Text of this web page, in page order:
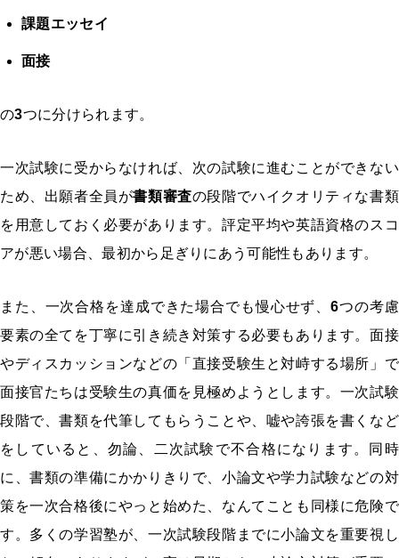
課題エッセイ
面接
の3つに分けられます。
一次試験に受からなければ、次の試験に進むことができない
ため、出願者全員が書類審査の段階でハイクオリティな書類
を用意しておく必要があります。評定平均や英語資格のスコ
アが悪い場合、最初から足ぎりにあう可能性もあります。
また、一次合格を達成できた場合でも慢心せず、6つの考慮
要素の全てを丁寧に引き続き対策する必要もあります。面接
やディスカッションなどの「直接受験生と対峙する場所」で
面接官たちは受験生の真価を見極めようとします。一次試験
段階で、書類を代筆してもらうことや、嘘や誇張を書くなど
をしていると、勿論、二次試験で不合格になります。同時
に、書類の準備にかかりきりで、小論文や学力試験などの対
策を一次合格後にやっと始めた、なんてことも同様に危険で
す。多くの学習塾が、一次試験段階までに小論文を重要視し